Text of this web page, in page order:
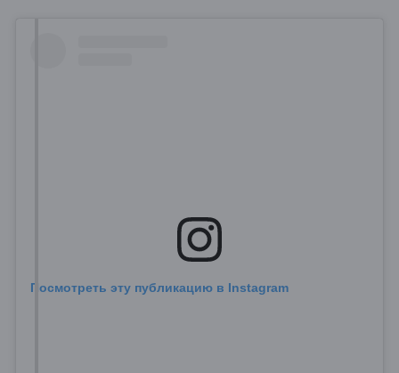
Посмотреть эту публикацию в Instagram